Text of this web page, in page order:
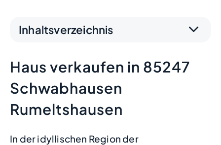
Inhaltsverzeichnis
Haus verkaufen in 85247
Schwabhausen
Rumeltshausen
In der idyllischen Region der